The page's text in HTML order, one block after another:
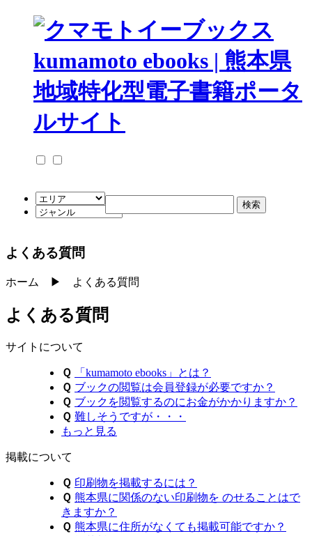
よくある質問
ホーム ▶ よくある質問
よくある質問
サイトについて
Ｑ
「kumamoto ebooks」とは？
Ｑ ブックの閲覧は会員登録が必要ですか？
Ｑ ブックを閲覧するのにお金がかかりますか？
Ｑ 難しそうですが・・・
もっと見る
掲載について
Ｑ 印刷物を掲載するには？
Ｑ 熊本県に関係のない印刷物を のせることはで
きますか？
Ｑ 熊本県に住所がなくても掲載可能ですか？